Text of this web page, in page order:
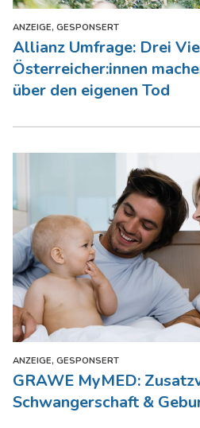
ANZEIGE, GESPONSERT
Allianz Umfrage: Drei
Österreicher:innen
über den eigenen Tod
ANZEIGE, GESPONSERT
GRAWE MyMED:
Schwangerschaft &